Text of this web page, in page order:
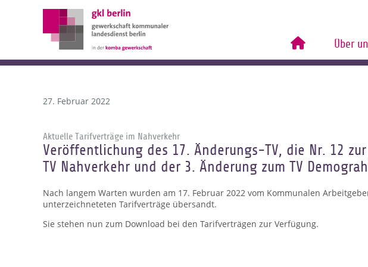
Über
27. Februar 2022
Aktuelle Tarifverträge im Nahverkehr
Veröffentlichung des 17. Änderungs-TV, die Nr. 12
TV Nahverkehr und der 3. Änderung zum TV
Nach langem Warten wurden am 17. Februar 2022 vom Kommunalen
unterzeichneteten Tarifverträge übersandt.
Sie stehen nun zum Download bei den Tarifverträgen zur Verfügung.